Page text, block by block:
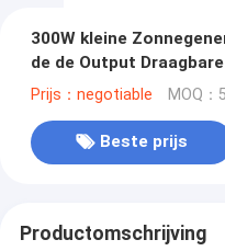
300W kleine
de de Output
Machtsbank voor
Prijs：negotiable MOQ
Beste prijs
Productomschrijving